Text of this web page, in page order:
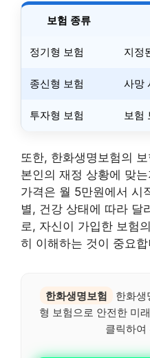
보험 종류
정기형 보험 지정
종신형 보험 사망
투자형 보험 보험
또한, 한화생명보험의
본인의 재정 상황에 맞
가격은 월 5만원에서 시
별, 건강 상태에 따라 달
로, 자신이 가입한 보험
히 이해하는 것이 중요
한화생명보험
한화생
형 보험으로 안전한 미
클릭하여